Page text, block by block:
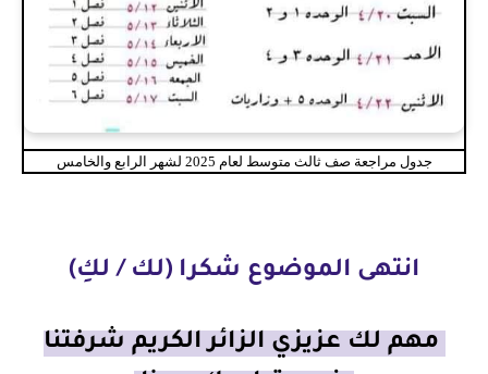
جدول مراجعة صف ثالث متوسط لعام 2025 لشهر الرابع والخامس
انتهى الموضوع شكرا (لك / لكِ)
مهم لك عزيزي الزائر الكريم شرفتنا